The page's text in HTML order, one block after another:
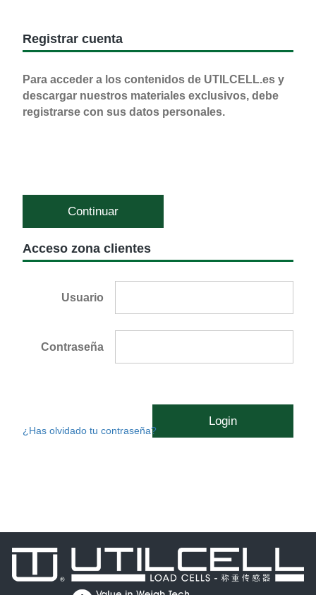
Registrar cuenta
Para acceder a los contenidos de UTILCELL.es y
descargar nuestros materiales exclusivos, debe
registrarse con sus datos personales.
Continuar
Acceso zona clientes
Usuario
Contraseña
Login
¿Has olvidado tu contraseña?